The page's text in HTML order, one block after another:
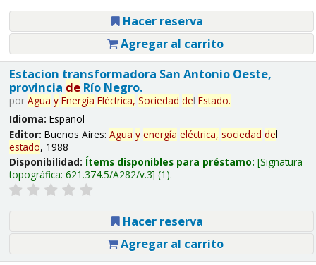
Hacer reserva
Agregar al carrito
Estacion transformadora San Antonio Oeste,
provincia deRío Negro.
por Agua y Energía Eléctrica, Sociedad del Estado.
Idioma: Español
Editor: Buenos Aires: Agua y energía eléctrica, sociedad del
estado, 1988
Disponibilidad: Ítems disponibles para préstamo: Signatura
topográfica: 621.374.5/A282/v.3 (1).
Hacer reserva
Agregar al carrito